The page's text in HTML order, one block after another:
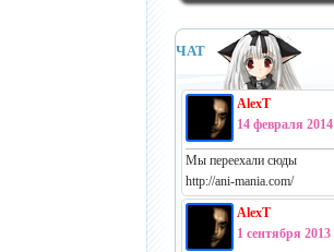
ЧАТ
AlexT
14 февраля 2014
Мы переехали сюды
http://ani-mania.com/
AlexT
1 сентября 2013